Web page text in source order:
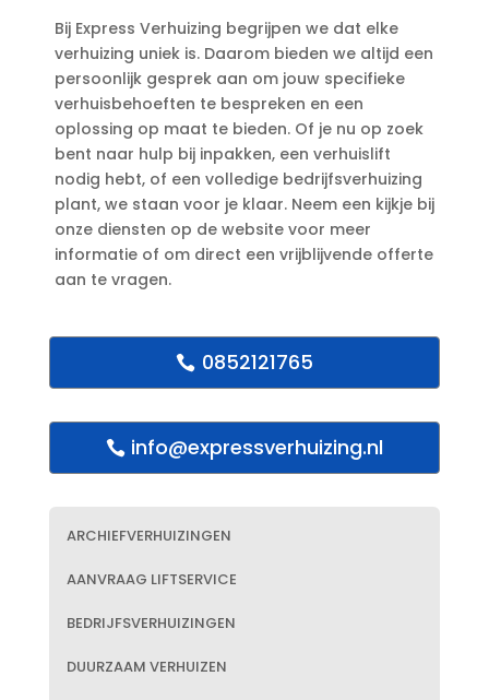
Bij Express Verhuizing begrijpen we dat elke
verhuizing uniek is.​ Daarom bieden we altijd een
persoonlijk gesprek aan om jouw specifieke
verhuisbehoeften te bespreken en een
oplossing op maat te bieden.​ Of je nu op zoek
bent naar hulp bij inpakken, een verhuislift
nodig hebt, of een volledige bedrijfsverhuizing
plant, we staan voor je klaar.​ Neem een kijkje bij
onze diensten op de website voor meer
informatie of om direct een vrijblijvende offerte
aan te vragen.​
0852121765
info@expressverhuizing.nl
ARCHIEFVERHUIZINGEN
AANVRAAG LIFTSERVICE
BEDRIJFSVERHUIZINGEN
DUURZAAM VERHUIZEN